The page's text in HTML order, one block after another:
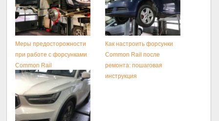
Меры предосторожности
при работе с форсунками
Common Rail
Как настроить форсунки
Common Rail после
ремонта: пошаговая
инструкция